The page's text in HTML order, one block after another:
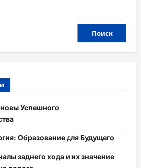
Поиск
Успешного
Образование для Будущего
заднего хода и их значение